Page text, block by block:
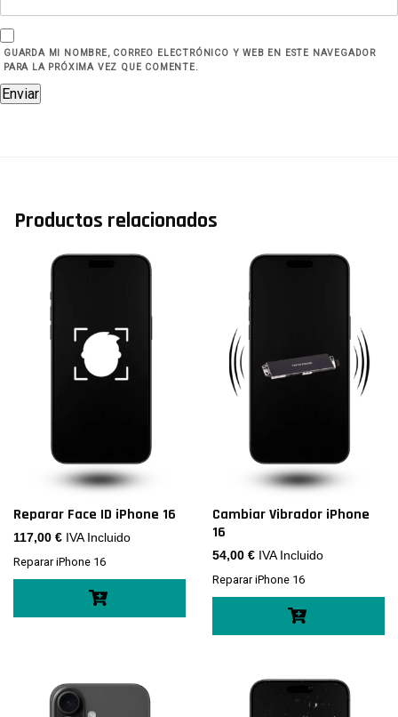
GUARDA MI NOMBRE, CORREO ELECTRÓNICO Y WEB EN ESTE NAVEGADOR
PARA LA PRÓXIMA VEZ QUE COMENTE.
Productos relacionados
Reparar Face ID iPhone 16
117,00 € IVA Incluido
Reparar iPhone 16
Cambiar Vibrador iPhone
16
54,00 € IVA Incluido
Reparar iPhone 16